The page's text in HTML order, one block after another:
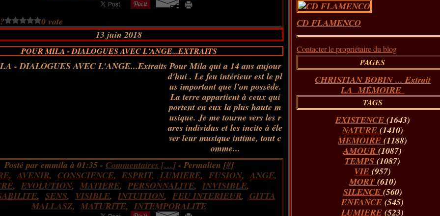
0 vote
13 juin 2018
POUR MILA - DIALOGUES AVEC L'ANGE...EXTRAITS
Pour Mila qui a 14 ans aujour
d'hui . Le feu intérieur est le pl
us important que l'on possède.
La terre appartient à ceux qui
portent en eux la plus haute m
usique. Je me tourne vers les r
ares individus et les incite à éle
ver leur musique intime, tout c
omme...
Posté par emmila à 01:35 - Commentaires […]- Permalien [#]
,AVENIR, CONSCIENCE, ESPRIT, LUMIERE, FUSION,ANGE,
, EVOLUTION, MATIERE, PERSONNALITE,INVISIBLE,
, SENS, VISIBLE,INTUITION, FEU INTERIEUR, GITTA
MALLASZ, MATURITE,INTEMPORALITE
CD FLAMENCO
Contacter le propriétaire du blog
PAGES
CHRISTIAN BOBIN ... Extrait
LA MÉMOIRE
TAGS
EXISTENCE (1643)
NATURE (1410)
MEMOIRE(1188)
AMOUR(1087)
TEMPS(1087)
VIE(957)
MORT(610)
SILENCE (560)
ENFANCE(545)
LUMIERE(523)